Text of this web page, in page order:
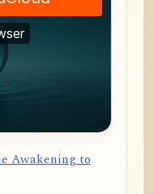
Awakening to